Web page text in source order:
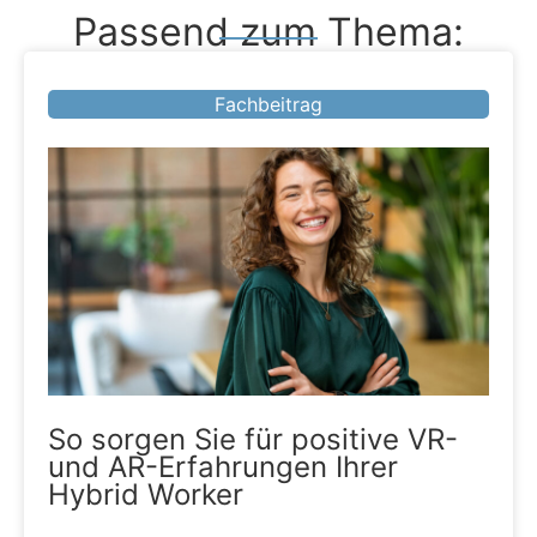
Passend zum Thema:
Fachbeitrag
So sorgen Sie für positive VR-
und AR-Erfahrungen Ihrer
Hybrid Worker